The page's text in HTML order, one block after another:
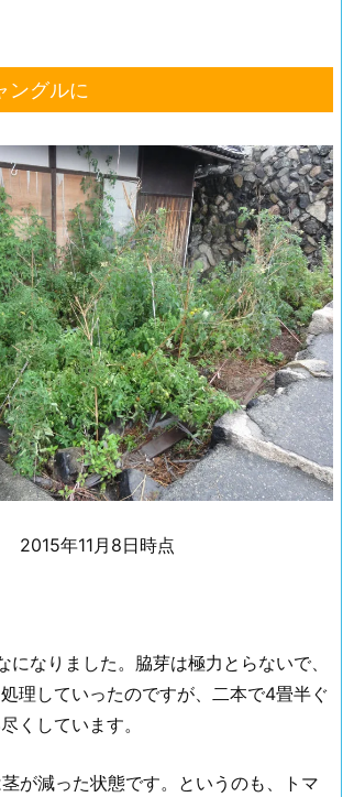
ングルに
2015年11月8日時点
になりました。脇芽は極力とらないで、
理していったのですが、二本で4畳半ぐ
くしています。
が減った状態です。というのも、トマ